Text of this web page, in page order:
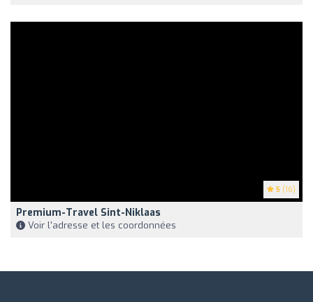
5 (16)
Premium-Travel Sint-Niklaas
Voir l'adresse et les coordonnées